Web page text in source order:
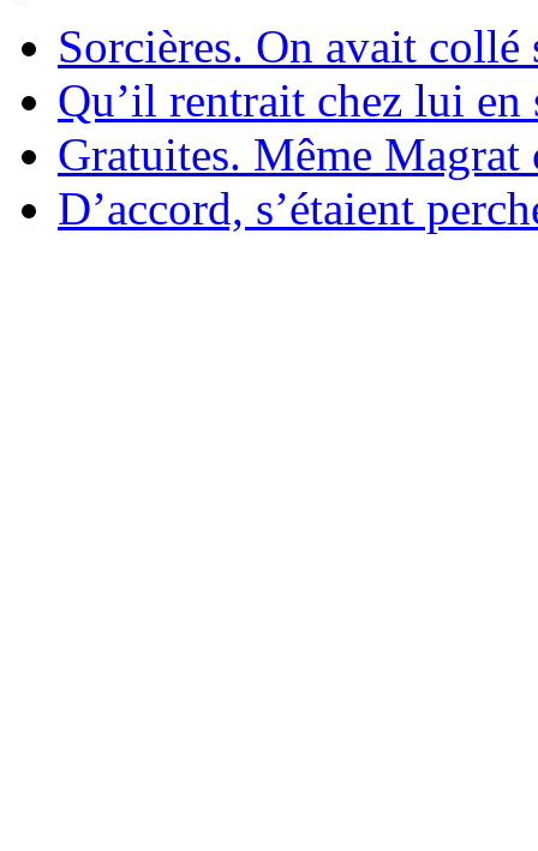
Sorcières. On avait collé
Qu’il rentrait chez lui en
Gratuites. Même Magrat
D’accord, s’étaient